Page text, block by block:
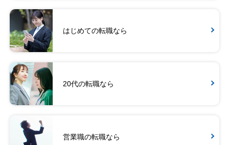
はじめての転職なら
20代の転職なら
営業職の転職なら